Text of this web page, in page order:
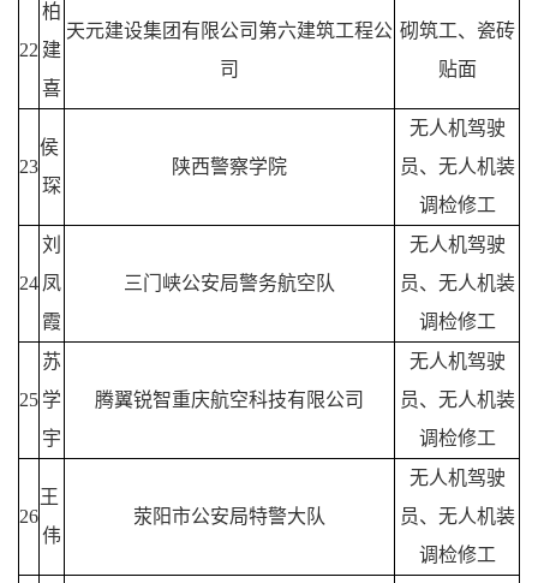
22
柏
建
喜
天元建设集团有限公司第六建筑工程公
司
砌筑工、瓷砖
贴面
23
侯
琛
陕西警察学院
无人机驾驶
员、无人机装
调检修工
24
刘
凤
霞
三门峡公安局警务航空队
无人机驾驶
员、无人机装
调检修工
25
苏
学
宇
腾翼锐智重庆航空科技有限公司
无人机驾驶
员、无人机装
调检修工
26
王
伟
荥阳市公安局特警大队
无人机驾驶
员、无人机装
调检修工